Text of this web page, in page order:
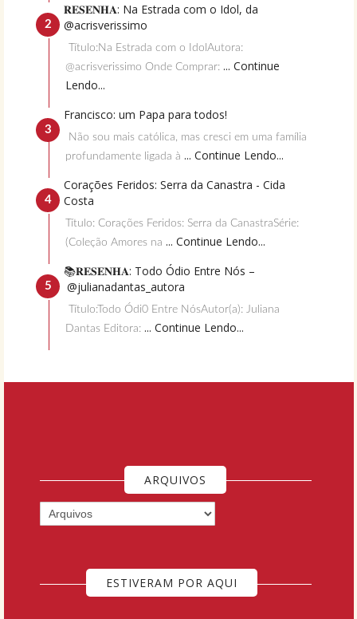
𝐑𝐄𝐒𝐄𝐍𝐇𝐀: Na Estrada com o Idol, da
@acrisverissimo
Título:Na Estrada com o IdolAutora:
@acrisverissimo Onde Comprar: ... Continue
Lendo...
Francisco: um Papa para todos!
Não sou mais católica, mas cresci em uma família
profundamente ligada à ... Continue Lendo...
Corações Feridos: Serra da Canastra - Cida
Costa
Título: Corações Feridos: Serra da CanastraSérie:
(Coleção Amores na ... Continue Lendo...
📚𝐑𝐄𝐒𝐄𝐍𝐇𝐀: Todo Ódio Entre Nós –
@julianadantas_autora
Título:Todo Ódi0 Entre NósAutor(a): Juliana
Dantas Editora: ... Continue Lendo...
ARQUIVOS
ESTIVERAM POR AQUI